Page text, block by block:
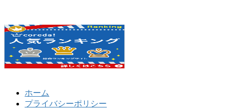
ホーム
プライバシーポリシー